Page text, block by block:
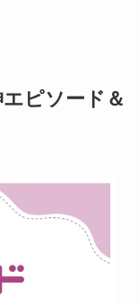
ピソード＆